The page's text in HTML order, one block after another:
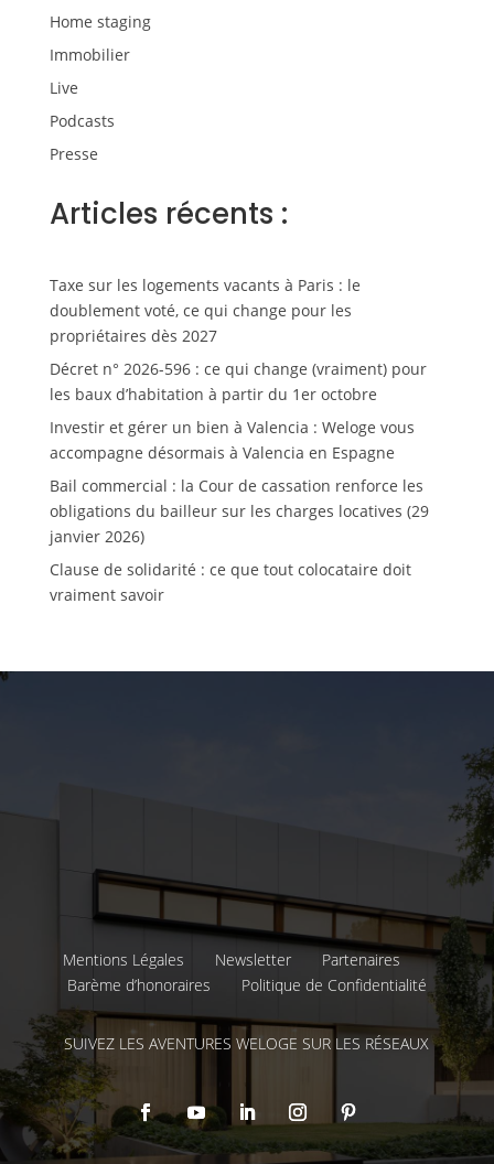
Home staging
Immobilier
Live
Podcasts
Presse
Articles récents :
Taxe sur les logements vacants à Paris : le
doublement voté, ce qui change pour les
propriétaires dès 2027
Décret n° 2026-596 : ce qui change (vraiment) pour
les baux d’habitation à partir du 1er octobre
Investir et gérer un bien à Valencia : Weloge vous
accompagne désormais à Valencia en Espagne
Bail commercial : la Cour de cassation renforce les
obligations du bailleur sur les charges locatives (29
janvier 2026)
Clause de solidarité : ce que tout colocataire doit
vraiment savoir
Mentions Légales Newsletter
Partenaires
Barème d’honoraires
Politique de Confidentialité
SUIVEZ LES AVENTURES WELOGE SUR LES RÉSEAUX